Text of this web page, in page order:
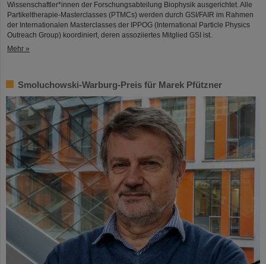
Wissenschaftler*innen der Forschungsabteilung Biophysik ausgerichtet. Alle
Partikeltherapie-Masterclasses (PTMCs) werden durch GSI/FAIR im Rahmen
der Internationalen Masterclasses der IPPOG (International Particle Physics
Outreach Group) koordiniert, deren assoziiertes Mitglied GSI ist.
Mehr »
Smoluchowski-Warburg-Preis für Marek Pfützner